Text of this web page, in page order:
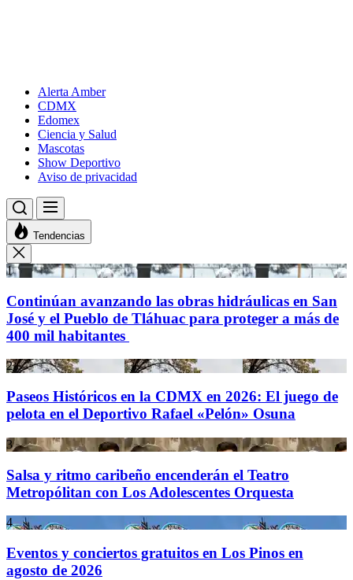
Alerta Amber
CDMX
Edomex
Ciencia y Salud
Mascotas
Show Deportivo
Aviso de privacidad
Tendencias
1
Continúan avanzando las obras hidráulicas en San
José y el Pueblo de Tláhuac para proteger a más de
400 mil habitantes
2
Paseos Históricos en la CDMX en 2026: El juego de
pelota en el Deportivo Rafael «Pelón» Osuna
3
Salsa y ritmo caribeño encenderán el Teatro
Metropólitan con Los Adolescentes Orquesta
4
Eventos y conciertos gratuitos en Los Pinos en
agosto de 2026